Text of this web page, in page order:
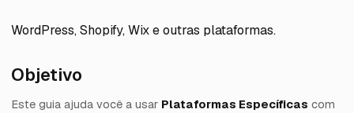
WordPress, Shopify, Wix e outras plataformas.
Objetivo
Este guia ajuda você a usar Plataformas Específicas com